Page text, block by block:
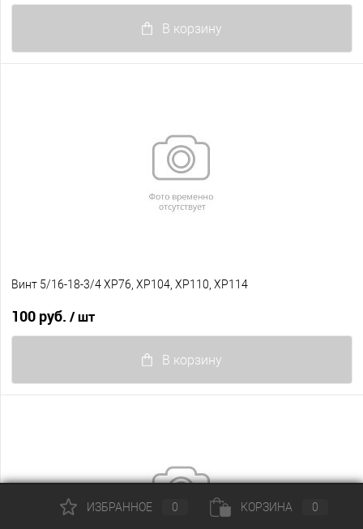
В корзину
Винт 5/16-18-3/4 XP76, XP104, XP110, XP114
100 руб. / шт
В корзину
ИЗБРАННОЕ 0 КОРЗИНА 0